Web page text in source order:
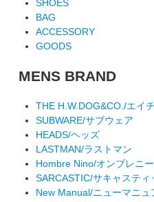
SHOES
BAG
ACCESSORY
GOODS
MENS BRAND
THE H.W.DOG&CO./エイ
SUBWARE/サブウェア
HEADS/ヘッズ
LASTMAN/ラストマン
Hombre Nino/オンブレニ
SARCASTIC/サキャスティ
New Manual/ニューマニュ